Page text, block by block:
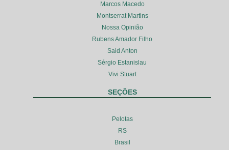
Marcos Macedo
Montserrat Martins
Nossa Opinião
Rubens Amador Filho
Said Anton
Sérgio Estanislau
Vivi Stuart
SEÇÕES
Pelotas
RS
Brasil